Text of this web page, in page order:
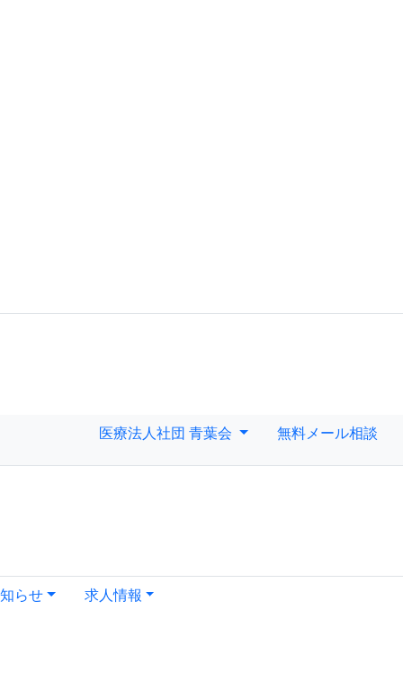
医療法人社団 青葉会 無料メール相談
らせ 求人情報